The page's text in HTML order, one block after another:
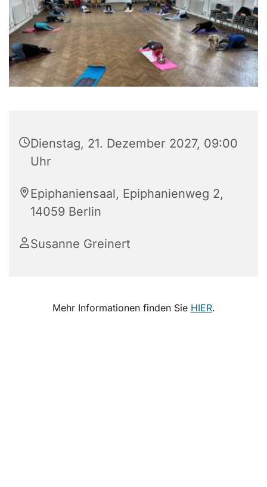
Dienstag, 21. Dezember 2027, 09:00
Uhr
Epiphaniensaal, Epiphanienweg 2,
14059 Berlin
Susanne Greinert
Mehr Informationen finden Sie HIER.